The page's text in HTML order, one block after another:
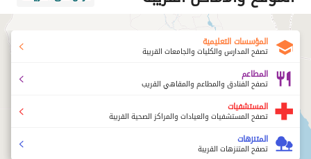
المؤسسات التعليمية
تصفح المدارس والكليات والجامعات القريبة
المطاعم
تصفح الفنادق والمطاعم والمقاهي القريب
المستشفيات
تصفح المستشفيات والعيادات والمراكز الصحية القريبة
المتنزهات
تصفح المتنزهات القريبة